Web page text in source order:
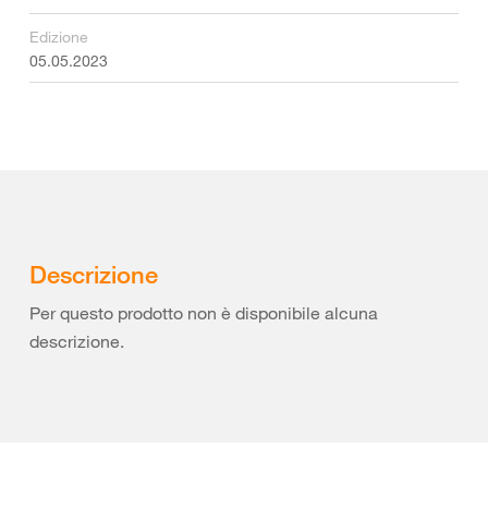
Edizione
05.05.2023
Descrizione
Per questo prodotto non è disponibile alcuna
descrizione.